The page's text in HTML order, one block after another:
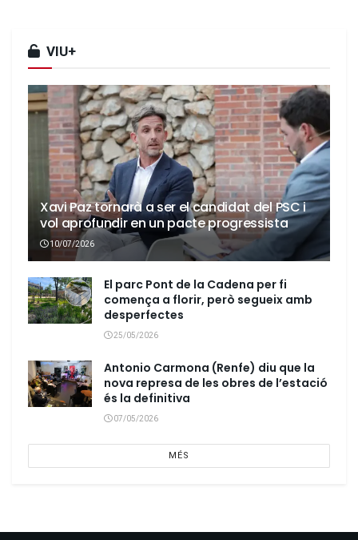
VIU+
Xavi Paz tornarà a ser el candidat del PSC i
vol aprofundir en un pacte progressista
10/07/2026
El parc Pont de la Cadena per fi
comença a florir, però segueix amb
desperfectes
25/05/2026
Antonio Carmona (Renfe) diu que la
nova represa de les obres de l’estació
és la definitiva
07/05/2026
MÉS